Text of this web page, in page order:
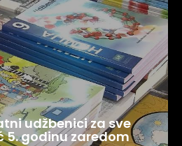
udžbenici za sve
5. godinu zaredom